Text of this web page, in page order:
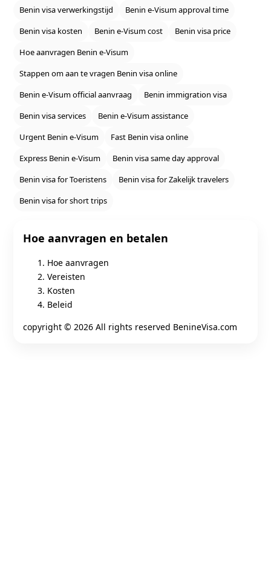
Benin visa verwerkingstijd
Benin e‑Visum approval time
Benin visa kosten
Benin e‑Visum cost
Benin visa price
Hoe aanvragen Benin e‑Visum
Stappen om aan te vragen Benin visa online
Benin e‑Visum official aanvraag
Benin immigration visa
Benin visa services
Benin e‑Visum assistance
Urgent Benin e‑Visum
Fast Benin visa online
Express Benin e‑Visum
Benin visa same day approval
Benin visa for Toeristens
Benin visa for Zakelijk travelers
Benin visa for short trips
Hoe aanvragen en betalen
Hoe aanvragen
Vereisten
Kosten
Beleid
copyright © 2026 All rights reserved BenineVisa.com